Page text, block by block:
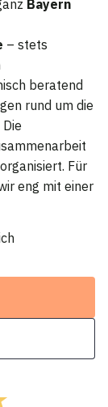
Bayern
– stets
beratend
rund um die
Für
eng mit einer